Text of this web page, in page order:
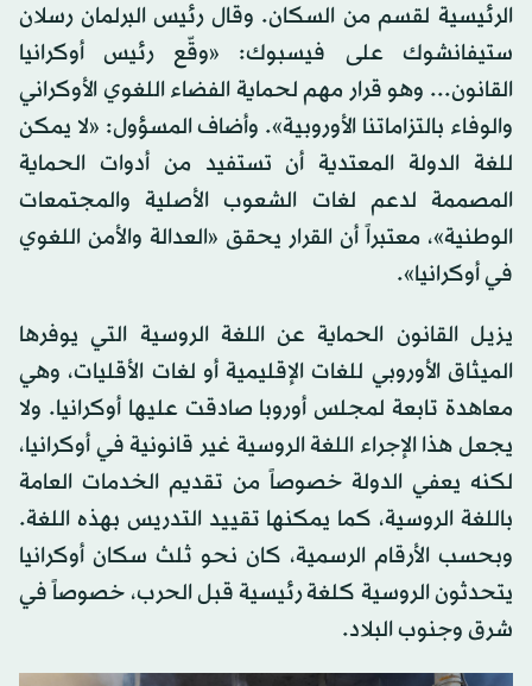
الرئيسية لقسم من السكان. وقال رئيس البرلمان رسلان
ستيفانشوك على فيسبوك: «وقّع رئيس أوكرانيا
القانون... وهو قرار مهم لحماية الفضاء اللغوي الأوكراني
والوفاء بالتزاماتنا الأوروبية». وأضاف المسؤول: «لا يمكن
للغة الدولة المعتدية أن تستفيد من أدوات الحماية
المصممة لدعم لغات الشعوب الأصلية والمجتمعات
الوطنية»، معتبراً أن القرار يحقق «العدالة والأمن اللغوي
في أوكرانيا».
يزيل القانون الحماية عن اللغة الروسية التي يوفرها
الميثاق الأوروبي للغات الإقليمية أو لغات الأقليات، وهي
معاهدة تابعة لمجلس أوروبا صادقت عليها أوكرانيا. ولا
يجعل هذا الإجراء اللغة الروسية غير قانونية في أوكرانيا،
لكنه يعفي الدولة خصوصاً من تقديم الخدمات العامة
باللغة الروسية، كما يمكنها تقييد التدريس بهذه اللغة.
وبحسب الأرقام الرسمية، كان نحو ثلث سكان أوكرانيا
يتحدثون الروسية كلغة رئيسية قبل الحرب، خصوصاً في
شرق وجنوب البلاد.